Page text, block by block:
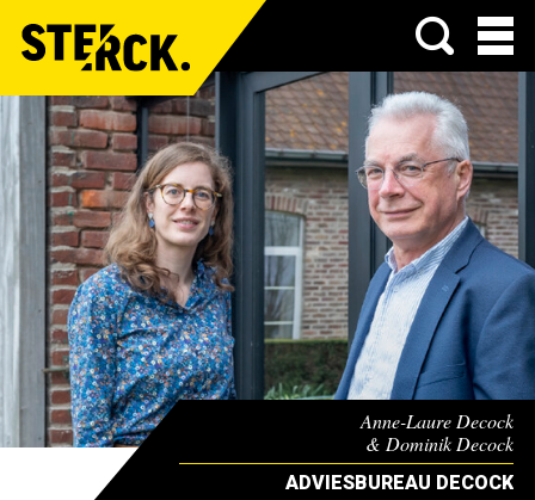
Menu
Anne-Laure Decock
& Dominik Decock
ADVIESBUREAU DECOCK